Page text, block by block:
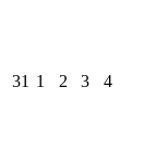
31 1 2 3 4